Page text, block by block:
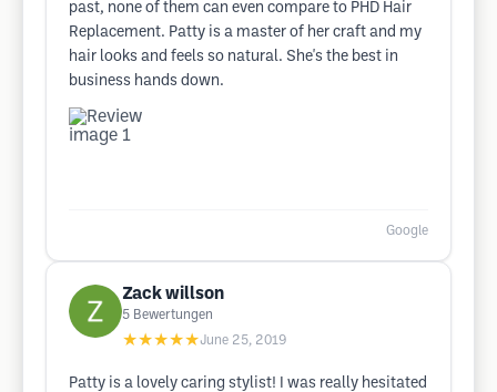
past, none of them can even compare to PHD Hair
Replacement. Patty is a master of her craft and my
hair looks and feels so natural. She's the best in
business hands down.
Google
Zack willson
5 Bewertungen
★★★★★June 25, 2019
Patty is a lovely caring stylist! I was really hesitated